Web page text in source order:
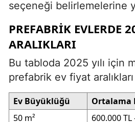
seçeneği belirlemelerine
PREFABRIK EVLERDE
ARALIKLARI
Bu tabloda 2025 yılı için
prefabrik ev fiyat
Ev Büyüklüğü
Ortalama
50 m²
600.000 TL